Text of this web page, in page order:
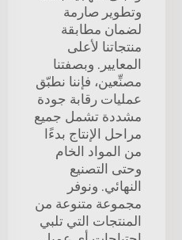
وتطوير صارمة
لضمان مطابقة
منتجاتنا لأعلى
المعايير. وبصفتنا
مصنِّعين، فإننا نطبّق
عمليات رقابة جودة
مشددة تشمل جميع
مراحل الإنتاج بدءًا
من المواد الخام
وحتى التصنيع
النهائي. ونوفر
مجموعة متنوعة من
المنتجات التي تلبي